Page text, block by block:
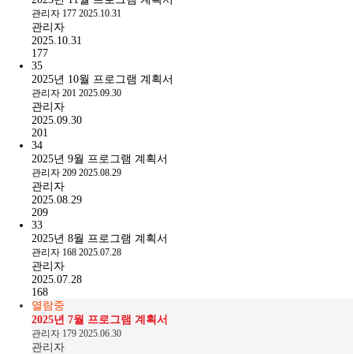
관리자 177 2025.10.31
관리자
2025.10.31
177
35
2025년 10월 프로그램 계획서
관리자 201 2025.09.30
관리자
2025.09.30
201
34
2025년 9월 프로그램 계획서
관리자 209 2025.08.29
관리자
2025.08.29
209
33
2025년 8월 프로그램 계획서
관리자 168 2025.07.28
관리자
2025.07.28
168
열람중
2025년 7월 프로그램 계획서
관리자 179 2025.06.30
관리자